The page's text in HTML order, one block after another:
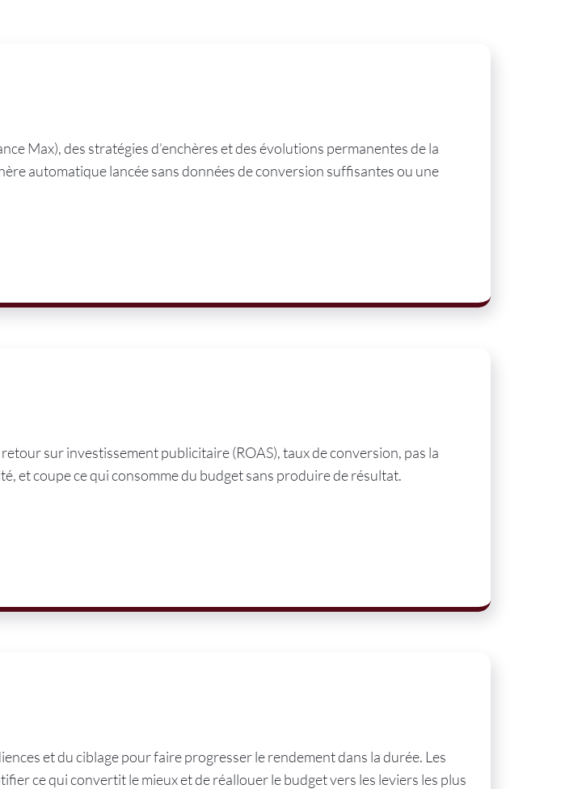
Max), des stratégies d’enchères et des évolutions permanentes de la
automatique lancée sans données de conversion suffisantes ou une
sur investissement publicitaire (ROAS), taux de conversion, pas la
et coupe ce qui consomme du budget sans produire de résultat.
et du ciblage pour faire progresser le rendement dans la durée. Les
ce qui convertit le mieux et de réallouer le budget vers les leviers les plus